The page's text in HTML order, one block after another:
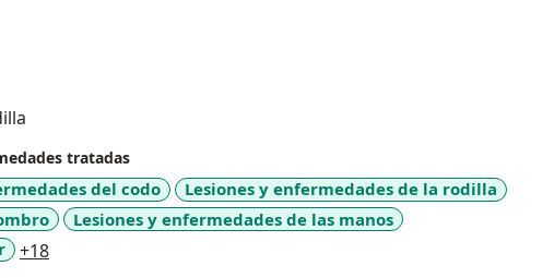
tratadas
del codo
Lesiones y enfermedades de la rodilla
Lesiones y enfermedades de las manos
+18a11y_sr_more_diseases